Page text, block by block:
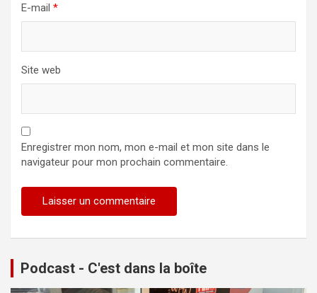
E-mail *
Site web
Enregistrer mon nom, mon e-mail et mon site dans le
navigateur pour mon prochain commentaire.
Podcast - C'est dans la boîte